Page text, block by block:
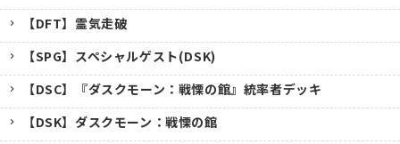
【DFT】霊気走破
【SPG】スペシャルゲスト(DSK)
【DSC】『ダスクモーン：戦慄の館』統率者デッキ
【DSK】ダスクモーン：戦慄の館